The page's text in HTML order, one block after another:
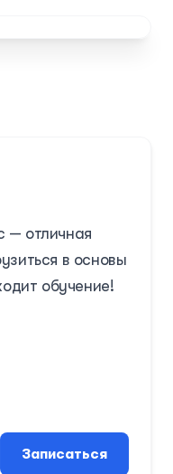
— отличная
в основы
обучение!
Записаться